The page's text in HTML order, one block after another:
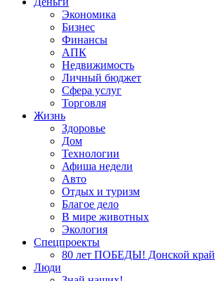
Экономика
Бизнес
Финансы
АПК
Недвижимость
Личный бюджет
Сфера услуг
Торговля
Жизнь
Здоровье
Дом
Технологии
Афиша недели
Авто
Отдых и туризм
Благое дело
В мире животных
Экология
Спецпроекты
80 лет ПОБЕДЫ! Донской край
Люди